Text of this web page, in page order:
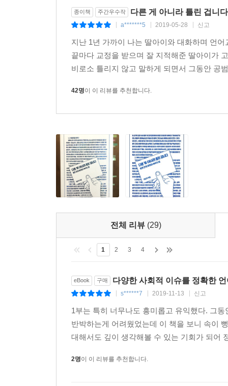
다. 칼로리 섭취가 과도하면 위험하다. 이 말을
다. 이 말을 독재 국가에 사는 이들에게 들려주
더 나아가 자칫 잘못된 구조를 용인해주는 말이 될
--- p.288
종이책 주간우수작 다른 게 아니라 틀린 겁니
a*******5 2019-05-28 신고
지난 1년 가까이 나는 딸아이와 대화하며 언
끝마다 교정을 받으며 잘 지적해준 딸아이가
비로소 틀리지 않고 말하게 되면서 그동안 공
42명이 이 리뷰를 추천합니다.
전체 리뷰 (29)
1 2 3 4
eBook 구매 다양한 사회적 이슈를 정확한
s******7 2019-11-13 신고
1부는 특히 너무나도 흥미롭고 유익했다. 그
반박하는게 어려웠었는데 이 책을 보니 속이
대해서도 깊이 생각해볼 수 있는 기회가 되어
2명이 이 리뷰를 추천합니다.